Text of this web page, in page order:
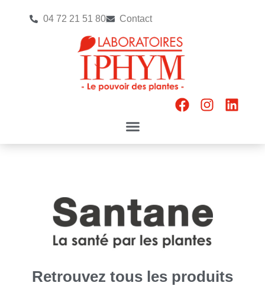
04 72 21 51 80 Contact
Retrouvez tous les produits